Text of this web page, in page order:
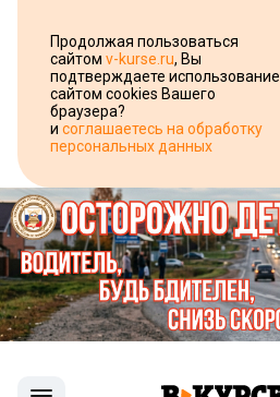
Продолжая пользоваться
сайтом v-kurse.ru, Вы
подтверждаете использование
сайтом cookies Вашего
браузера?
и соглашаетесь на обработку
персональных данных